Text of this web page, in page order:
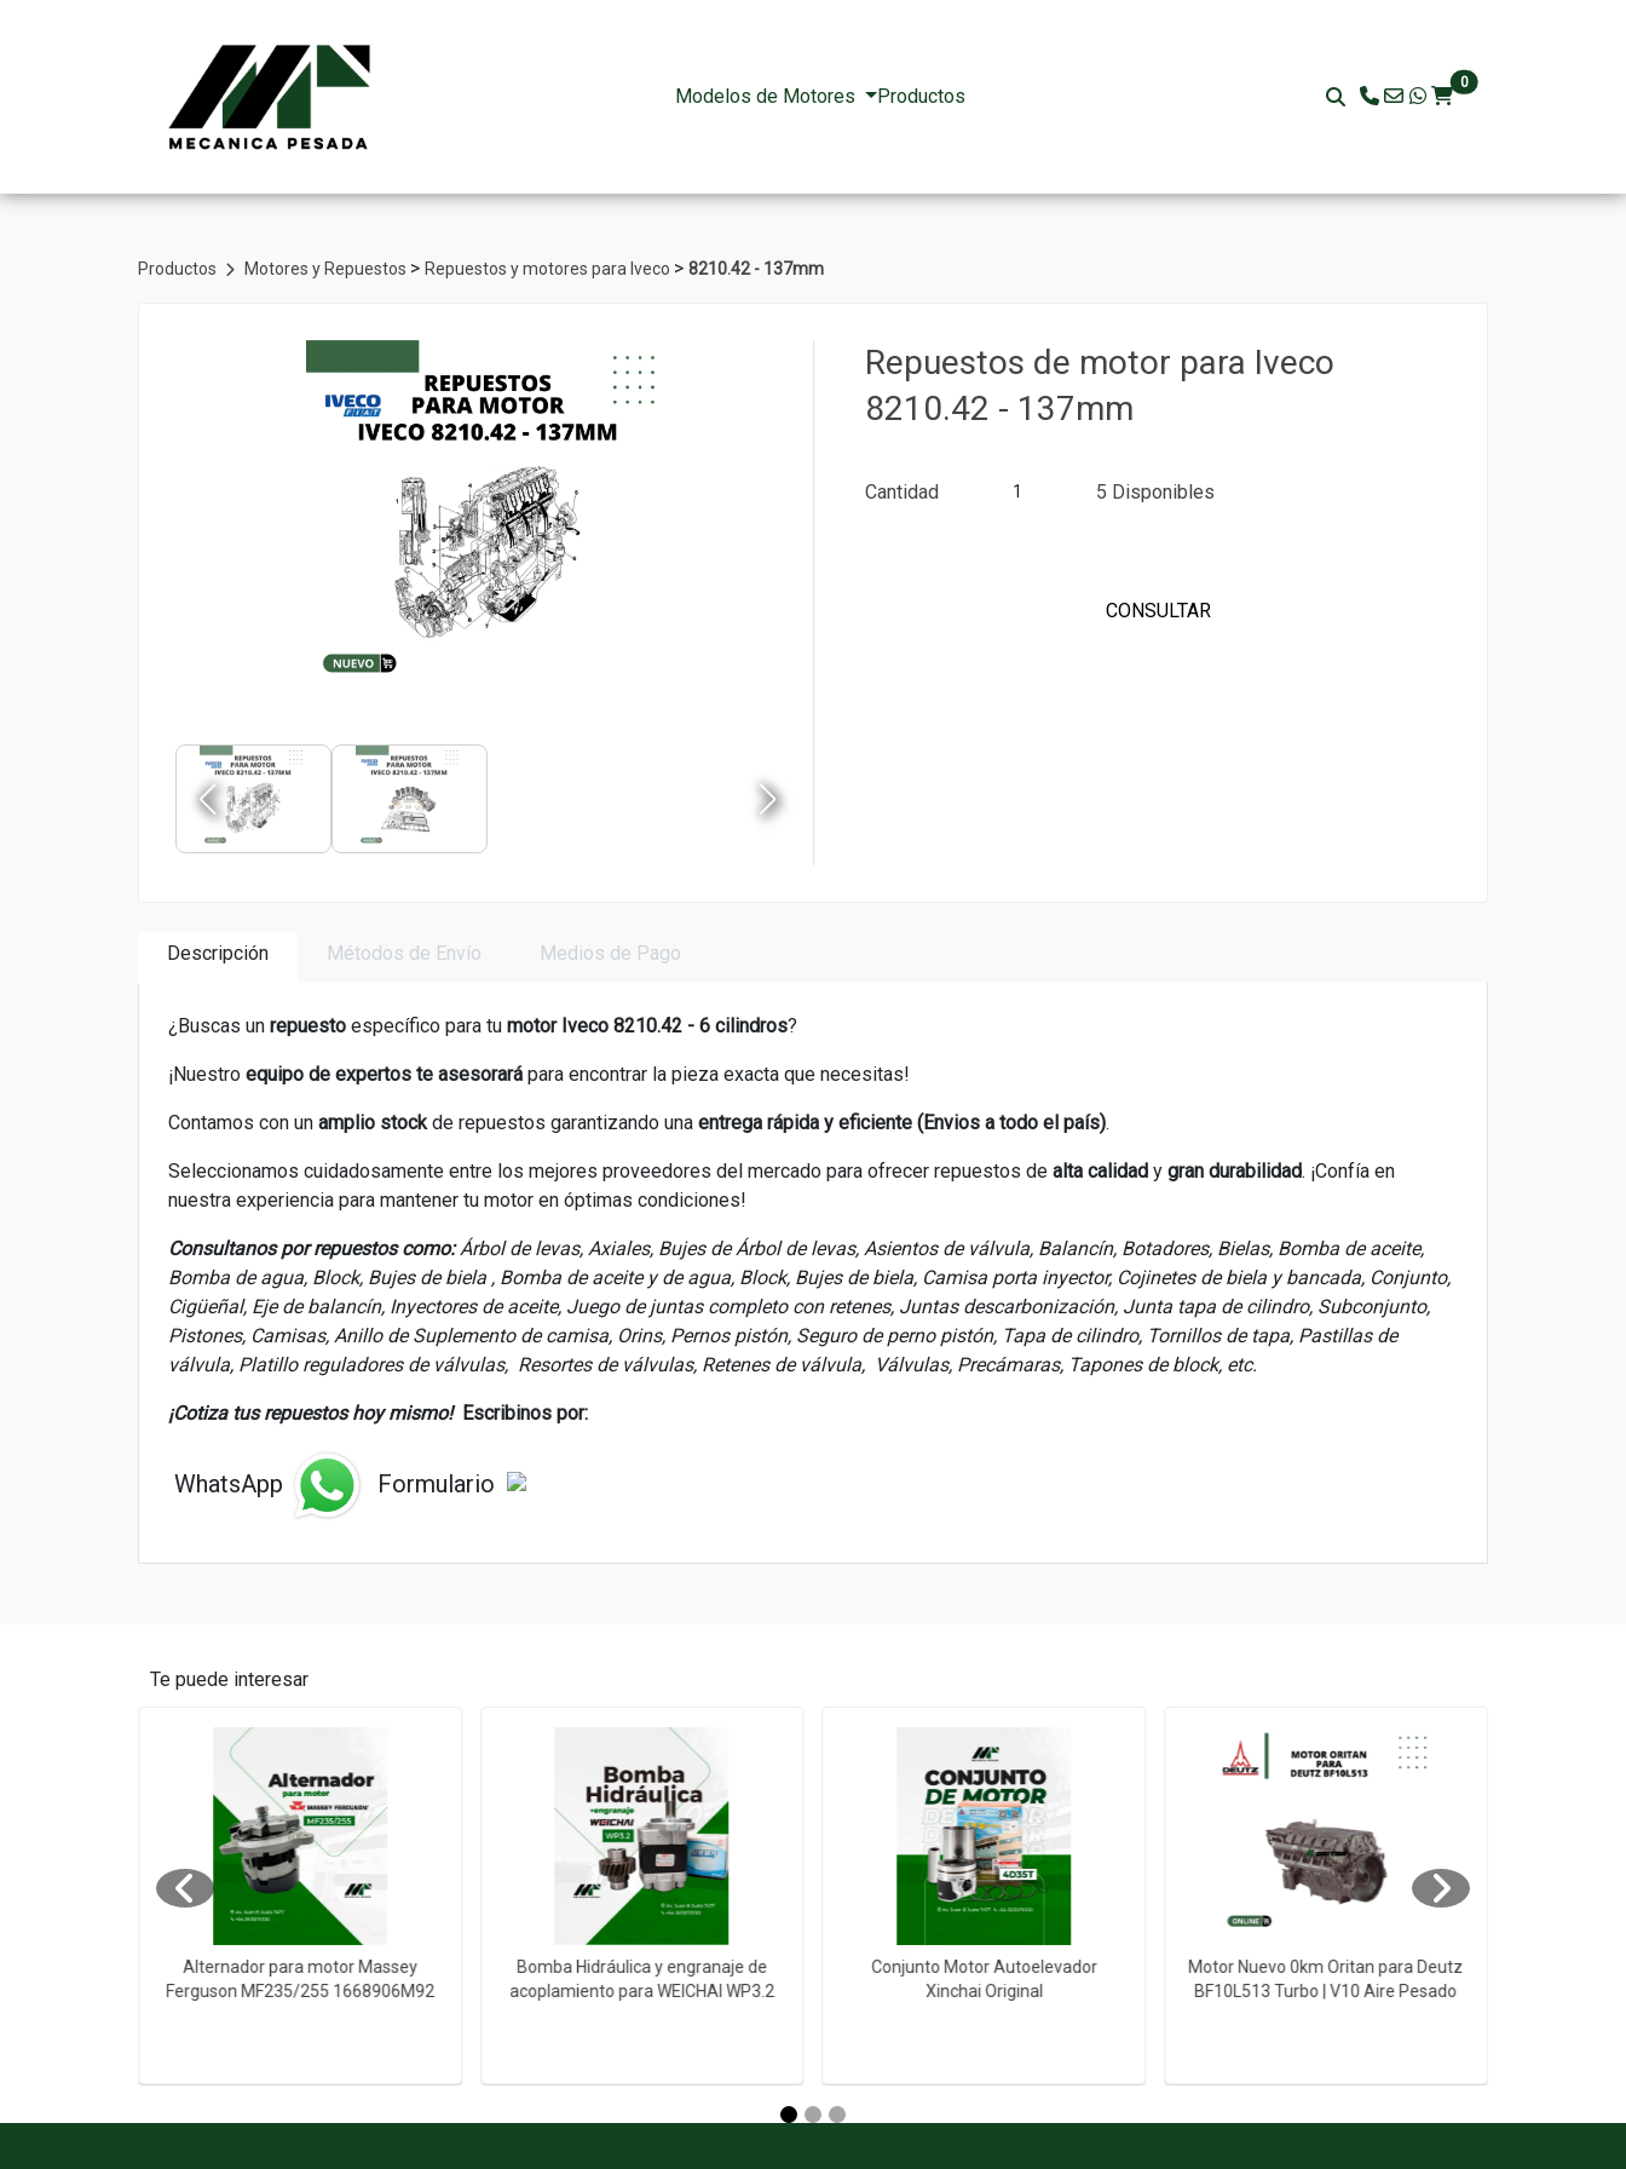
Modelos de Motores Productos
0
Productos Motores y Repuestos > Repuestos y motores para Iveco > 8210.42 - 137mm
Repuestos de motor para Iveco
8210.42 - 137mm
Cantidad 5 Disponibles
CONSULTAR
Descripción Métodos de Envío Medios de Pago
¿Buscas un repuesto específico para tu motor Iveco 8210.42 - 6 cilindros?
¡Nuestro equipo de expertos te asesorará para encontrar la pieza exacta que necesitas!
Contamos con un amplio stockde repuestos garantizando una entrega rápida y eficiente (Envios a todo el país).
Seleccionamos cuidadosamente entre los mejores proveedores del mercado para ofrecer repuestos de alta calidad y gran durabilidad. ¡Confía en
nuestra experiencia para mantener tu motor en óptimas condiciones!
Consultanos por repuestos como:Árbol de levas, Axiales, Bujes de Árbol de levas, Asientos de válvula, Balancín, Botadores, Bielas, Bomba de aceite,
Bomba de agua, Block, Bujes de biela , Bomba de aceite y de agua, Block, Bujes de biela, Camisa porta inyector, Cojinetes de biela y bancada, Conjunto,
Cigüeñal, Eje de balancín, Inyectores de aceite, Juego de juntas completo con retenes, Juntas descarbonización, Junta tapa de cilindro, Subconjunto,
Pistones, Camisas, Anillo de Suplemento de camisa, Orins, Pernos pistón, Seguro de perno pistón, Tapa de cilindro, Tornillos de tapa, Pastillas de
válvula, Platillo reguladores de válvulas, Resortes de válvulas, Retenes de válvula, Válvulas, Precámaras, Tapones de block, etc.
¡Cotiza tus repuestos hoy mismo! Escribinos por:
WhatsApp Formulario
Te puede interesar
Alternador para motor Massey
Ferguson MF235/255 1668906M92
Bomba Hidráulica y engranaje de
acoplamiento para WEICHAI WP3.2
Conjunto Motor Autoelevador
Xinchai Original
Motor Nuevo 0km Oritan para Deutz
BF10L513 Turbo | V10 Aire Pesado